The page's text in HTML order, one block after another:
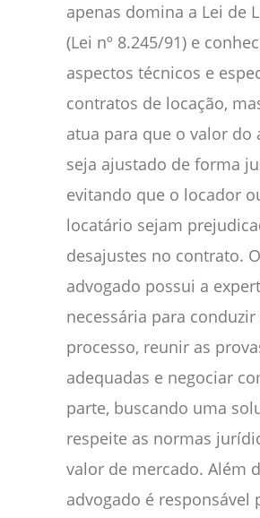
apenas domina a Lei de
(Lei nº 8.245/91) e
aspectos técnicos e
contratos de locação,
atua para que o valor do
seja ajustado de forma
evitando que o locador
locatário sejam
desajustes no contrato. O
advogado possui a
necessária para conduzir
processo, reunir as
adequadas e negociar
parte, buscando uma
respeite as normas
valor de mercado. Além
advogado é responsável